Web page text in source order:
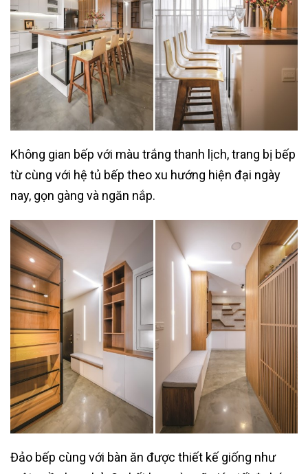
Không gian bếp với màu trắng thanh lịch, trang bị bếp
từ cùng với hệ tủ bếp theo xu hướng hiện đại ngày
nay, gọn gàng và ngăn nắp.
Đảo bếp cùng với bàn ăn được thiết kế giống như